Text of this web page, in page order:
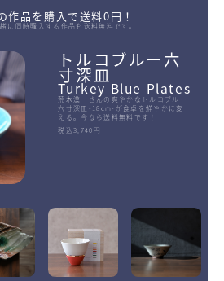
作品を購入で送料0円！
に同時購入する作品も送料無料です。
トルコブルー六
寸深皿
Turkey Blue Plates
荒木漢一さんの爽やかなトルコブルー
六寸深皿-18cm-が食卓を鮮やかに変
える。今なら送料無料です！
税込3,740円